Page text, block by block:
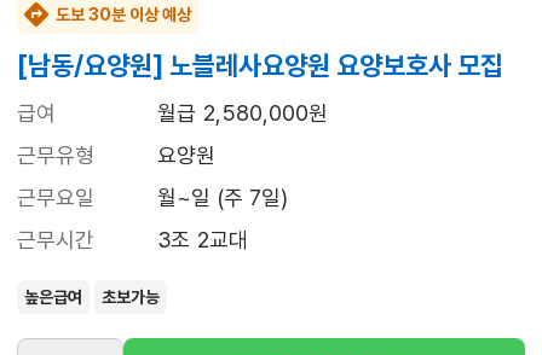
도보 30분 이상 예상
[남동/요양원] 노블레사요양원 요양보호사 모집
급여
월급 2,580,000원
근무유형
요양원
근무요일
월~일 (주 7일)
근무시간
3조 2교대
높은급여 초보가능